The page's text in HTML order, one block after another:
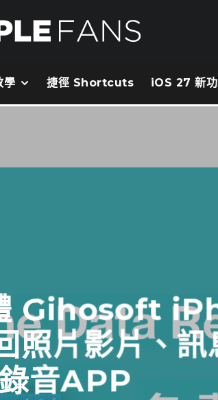
學 捷徑 Shortcuts iOS 27 新
Gihosoft
片影片、訊
音APP